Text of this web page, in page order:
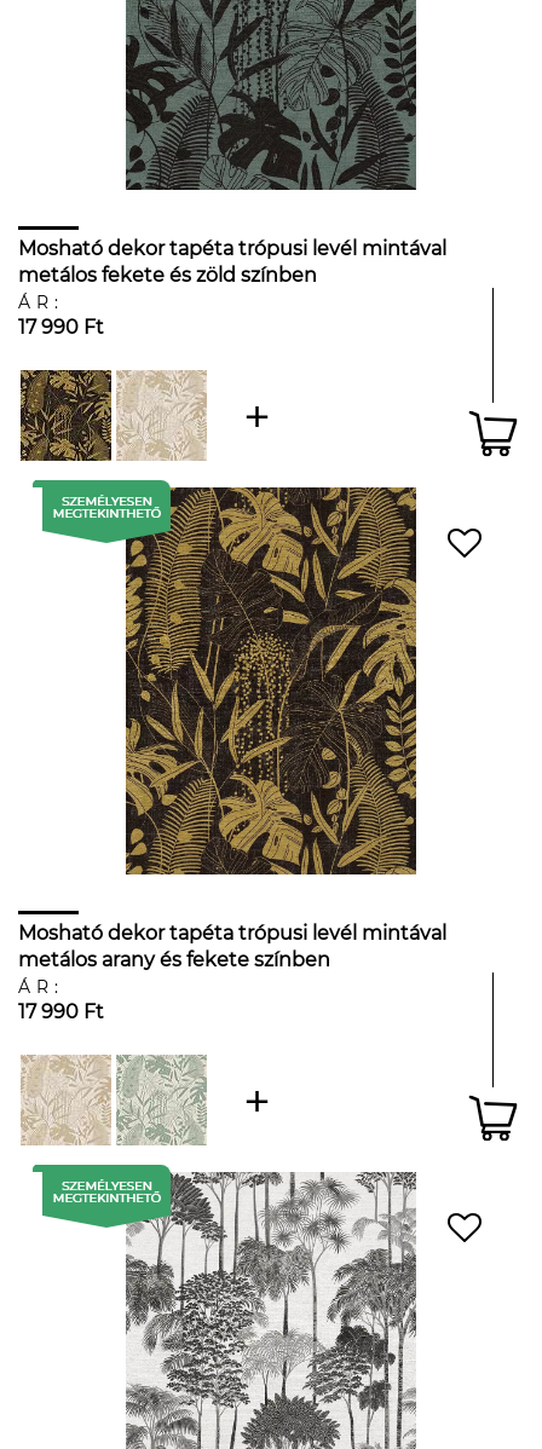
Mosható dekor tapéta trópusi levél mintával
metálos fekete és zöld színben
ÁR:
17 990 Ft
Mosható dekor tapéta trópusi levél mintával
metálos arany és fekete színben
ÁR:
17 990 Ft